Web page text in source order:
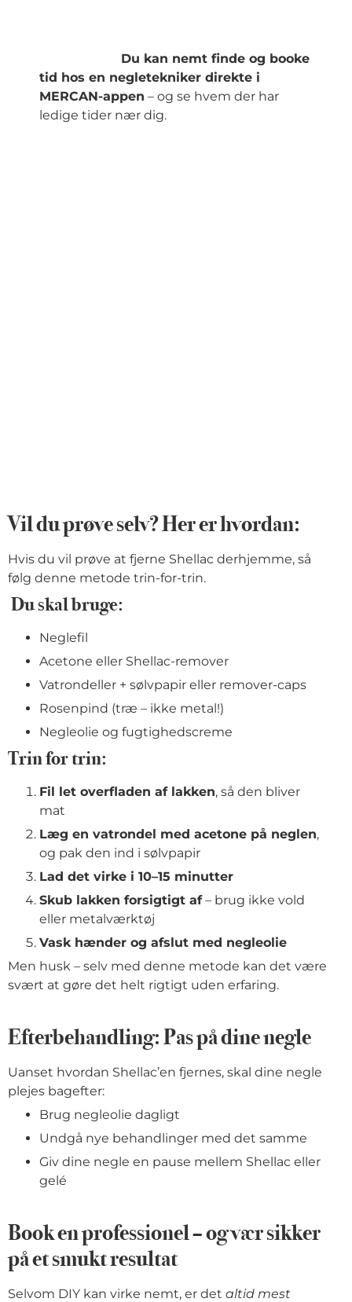
Du kan nemt finde og booke
tid hos en negletekniker direkte i
MERCAN-appen – og se hvem der har
ledige tider nær dig.
Vil du prøve selv? Her er hvordan:
Hvis du vil prøve at fjerne Shellac derhjemme, så
følg denne metode trin-for-trin.
Du skal bruge:
Neglefil
Acetone eller Shellac-remover
Vatrondeller + sølvpapir eller remover-caps
Rosenpind (træ – ikke metal!)
Negleolie og fugtighedscreme
Trin for trin:
Fil let overfladen af lakken, så den bliver
mat
Læg en vatrondel med acetone på neglen,
og pak den ind i sølvpapir
Lad det virke i 10–15 minutter
Skub lakken forsigtigt af– brug ikke vold
eller metalværktøj
Vask hænder og afslut med negleolie
Men husk – selv med denne metode kan det være
svært at gøre det helt rigtigt uden erfaring.
Efterbehandling: Pas på dine negle
Uanset hvordan Shellac’en fjernes, skal dine negle
plejes bagefter:
Brug negleolie dagligt
Undgå nye behandlinger med det samme
Giv dine negle en pause mellem Shellac eller
gelé
Book en professionel – og vær sikker
på et smukt resultat
Selvom DIY kan virke nemt, er det altid mest